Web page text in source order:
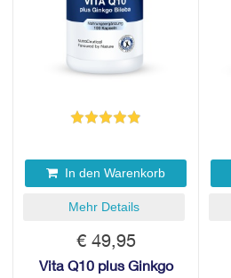
In den Warenkorb
Mehr Details
€ 49,95
Vita Q10 plus Ginkgo